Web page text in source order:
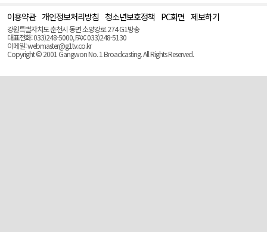
이용약관 개인정보처리방침 청소년보호정책 PC화면 제보하기
강원특별자치도 춘천시 동면 소양강로 274 G1방송
대표전화: 033)248-5000, FAX: 033)248-5130
이메일: webmaster@g1tv.co.kr
Copyright © 2001 Gangwon No. 1 Broadcasting. All Rights Reserved.